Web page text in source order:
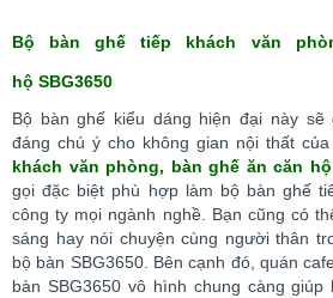
Bộ bàn ghế tiếp khách văn
hộ SBG3650
Bộ bàn ghế kiểu dáng hiện đại này sẽ
đáng chú ý cho không gian nội thất của
khách văn phòng, bàn ghế ăn căn hộ
gọi đặc biệt phù hợp làm bộ bàn ghế
công ty mọi ngành nghề. Bạn cũng có
sáng hay nói chuyện cùng người thân
bộ bàn SBG3650. Bên cạnh đó, quán
bàn SBG3650 vô hình chung càng